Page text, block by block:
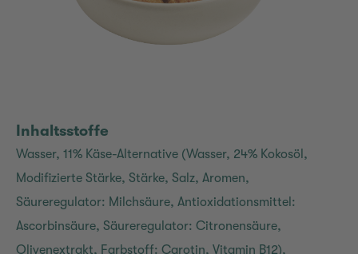
Inhaltsstoffe
Wasser, 11% Käse-Alternative (Wasser, 24% Kokosöl,
Modifizierte Stärke, Stärke, Salz, Aromen,
Säureregulator: Milchsäure, Antioxidationsmittel:
Ascorbinsäure, Säureregulator: Citronensäure,
Olivenextrakt, Farbstoff: Carotin, Vitamin B12),